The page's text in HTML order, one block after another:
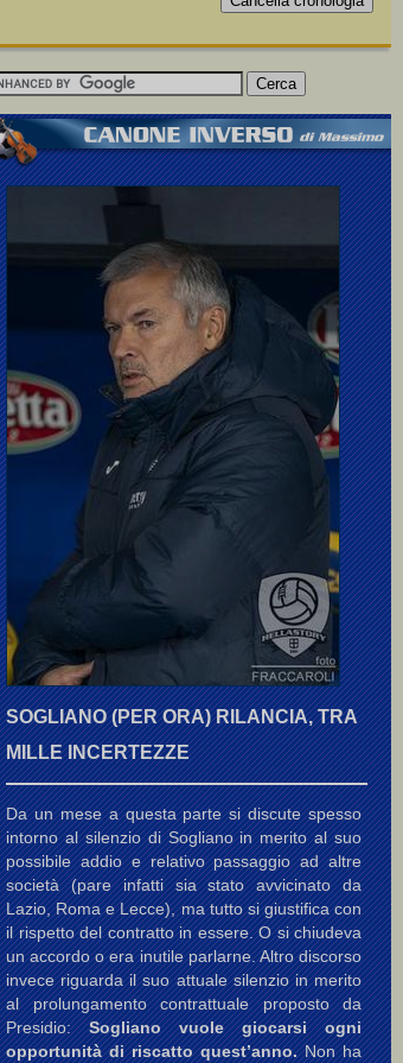
SOGLIANO (PER ORA) RILANCIA, TRA
MILLE INCERTEZZE
Da un mese a questa parte si discute spesso
intorno al silenzio di Sogliano in merito al suo
possibile addio e relativo passaggio ad altre
società (pare infatti sia stato avvicinato da
Lazio, Roma e Lecce), ma tutto si giustifica con
il rispetto del contratto in essere. O si chiudeva
un accordo o era inutile parlarne. Altro discorso
invece riguarda il suo attuale silenzio in merito
al prolungamento contrattuale proposto da
Presidio:Sogliano vuole giocarsi ogni
opportunità di riscatto quest’anno.Non ha